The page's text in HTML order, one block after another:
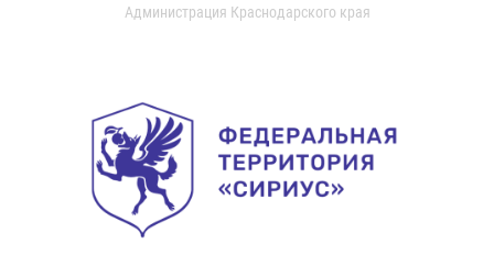
Администрация Краснодарского края